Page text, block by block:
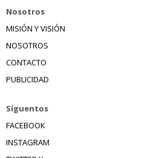
Nosotros
MISIÓN Y VISIÓN
NOSOTROS
CONTACTO
PUBLICIDAD
Síguentos
FACEBOOK
INSTAGRAM